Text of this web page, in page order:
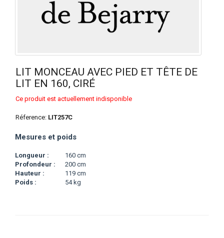
LIT MONCEAU AVEC PIED ET TÊTE DE
LIT EN 160, CIRÉ
Ce produit est actuellement indisponible
Réference: LIT257C
Mesures et poids
Longueur :
160 cm
Profondeur :
200 cm
Hauteur :
119 cm
Poids :
54 kg